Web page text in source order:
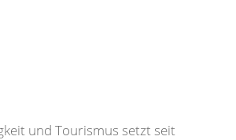
und Tourismus setzt seit